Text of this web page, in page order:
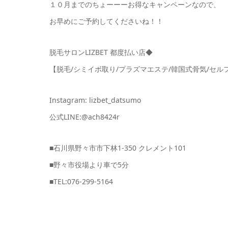
１０月までのちょーーーお得なキャンペーンなので、
お早めにご予約してくださいね！！
脱毛サロンLIZBET 都度払い店◆
【脱毛/シミイボ取り/プラズマエステ/韓国式骨気/セル
Instagram: lizbet_datsumo
公式LINE:@ach8424r
■石川県野々市市下林1-350 クレメント101
■野々市役場より車で5分
■TEL:076-299-5164